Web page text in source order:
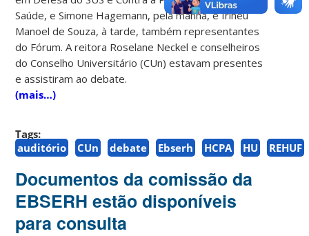
Saúde, e Simone Hagemann, pela manhã, e Irineu
Manoel de Souza, à tarde, também representantes
do Fórum. A reitora Roselane Neckel e conselheiros
do Conselho Universitário (CUn) estavam presentes
e assistiram ao debate.
(mais…)
Tags:
auditório
CUn debate Ebserh HCPA HU REHUF
Documentos da comissão da
EBSERH estão disponíveis
para consulta